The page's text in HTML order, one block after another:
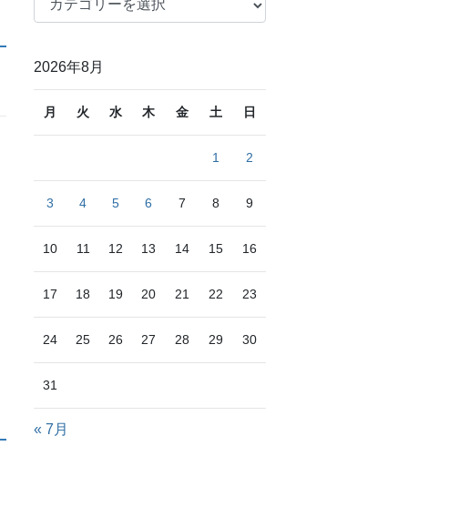
テ
リ
2026年8月
月 火 水 木 金 土 日
1 2
3 4 5 6 7 8 9
10 11 12 13 14 15 16
17 18 19 20 21 22 23
24 25 26 27 28 29 30
31
« 7月